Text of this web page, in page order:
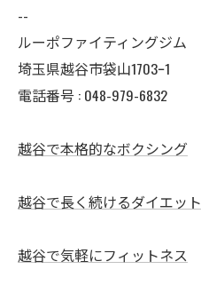
--
ルーポファイティングジム
埼玉県越谷市袋山1703ｰ1
電話番号 : 048-979-6832
越谷で本格的なボクシング
越谷で長く続けるダイエット
越谷で気軽にフィットネス